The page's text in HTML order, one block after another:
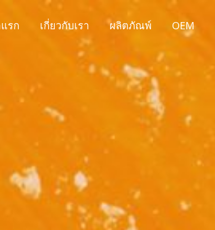
รก เกี่ยวกับเรา ผลิตภัณพ์ OEM